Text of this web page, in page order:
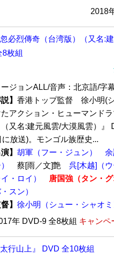
2018
忽必烈傳奇（台湾版）（又名:
8枚組
ージョンALL/音声：北京語/字
】 香港トップ監督 徐小明(
アクション・ヒューマンド
又名:建元風雲/大漠風雲）』
に放送)。モンゴル族歴史...
】 胡軍（フー・ジュン）
蔡[雨／文]艶 呉[木越]（ウ
イ・ロイ）
唐国強（タン・グ
・スン）
】 徐小明（シュー・シャオミ
年 DVD-9 全8枚組 キャンペ
太行山上』 DVD 全10枚組